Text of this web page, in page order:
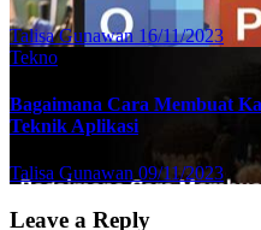
Talisa Gunawan 16/11/2023
Tekno
Bagaimana Cara Membuat
Teknik Aplikasi
Talisa Gunawan 09/11/2023
Leave a Reply